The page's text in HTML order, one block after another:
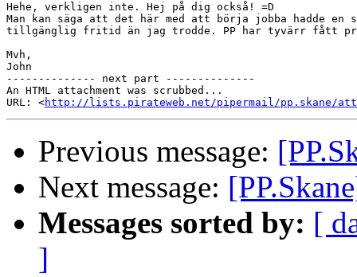
Hehe, verkligen inte. Hej på dig också! =D
Man kan säga att det här med att börja jobba hadde en
tillgänglig fritid än jag trodde. PP har tyvärr fått
Mvh,
John
-------------- next part --------------
An HTML attachment was scrubbed...
URL: <http://lists.pirateweb.net/pipermail/pp.skane/
Previous message:
Next message:
Messages sorted by: [
]